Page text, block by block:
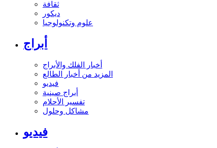
ثقافة
ديكور
علوم وتكنولوجيا
أبراج
أخبار الفلك والأبراج
المزيد من أخبار الطالع
فيديو
أبراج صينية
تفسير الأحلام
مشاكل وحلول
فيديو